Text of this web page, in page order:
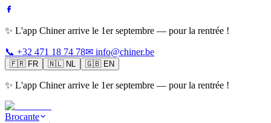
✨ L'app Chiner arrive le 1er septembre — pour la rentrée !
📞 +32 471 18 74 78✉ info@chiner.be
🇫🇷 FR 🇳🇱 NL 🇬🇧 EN
✨ L'app Chiner arrive le 1er septembre — pour la rentrée !
Brocante